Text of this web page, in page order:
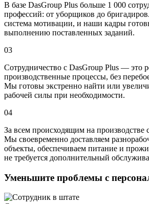
В базе DasGroup Plus больше 1 000
профессий: от уборщиков до
система мотивации, и наши кадры
выполнению поставленных заданий.
03
Сотрудничество с DasGroup Plus — это
производственные процессы, без
Мы готовы экстренно найти или
рабочей силы при необходимости.
04
За всем происходящим на производстве
Мы своевременно доставляем
объекты, обеспечиваем питание и
не требуется дополнительный
Уменьшите проблемы с